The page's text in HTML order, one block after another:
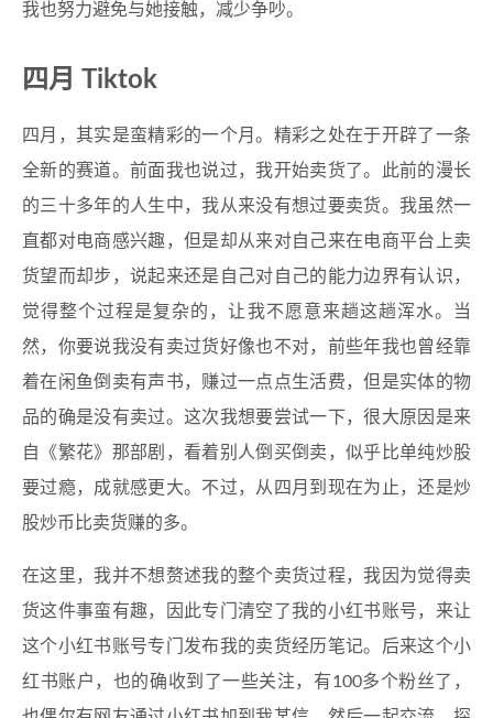
我也努力避免与她接触，减少争吵。
四月 Tiktok
四月，其实是蛮精彩的一个月。精彩之处在于开辟了一条
全新的赛道。前面我也说过，我开始卖货了。此前的漫长
的三十多年的人生中，我从来没有想过要卖货。我虽然一
直都对电商感兴趣，但是却从来对自己来在电商平台上卖
货望而却步，说起来还是自己对自己的能力边界有认识，
觉得整个过程是复杂的，让我不愿意来趟这趟浑水。当
然，你要说我没有卖过货好像也不对，前些年我也曾经靠
着在闲鱼倒卖有声书，赚过一点点生活费，但是实体的物
品的确是没有卖过。这次我想要尝试一下，很大原因是来
自《繁花》那部剧，看着别人倒买倒卖，似乎比单纯炒股
要过瘾，成就感更大。不过，从四月到现在为止，还是炒
股炒币比卖货赚的多。
在这里，我并不想赘述我的整个卖货过程，我因为觉得卖
货这件事蛮有趣，因此专门清空了我的小红书账号，来让
这个小红书账号专门发布我的卖货经历笔记。后来这个小
红书账户，也的确收到了一些关注，有100多个粉丝了，